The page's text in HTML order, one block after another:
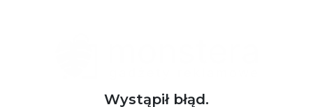
Wystąpił błąd.